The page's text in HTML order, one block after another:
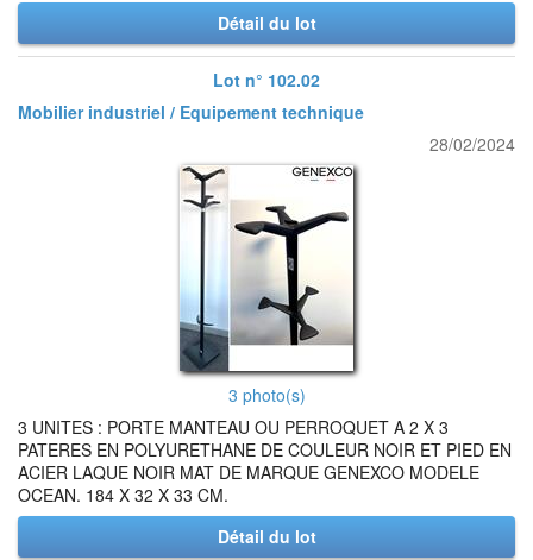
Détail du lot
Lot n° 102.02
Mobilier industriel / Equipement technique
28/02/2024
3 photo(s)
3 UNITES : PORTE MANTEAU OU PERROQUET A 2 X 3
PATERES EN POLYURETHANE DE COULEUR NOIR ET PIED EN
ACIER LAQUE NOIR MAT DE MARQUE GENEXCO MODELE
OCEAN. 184 X 32 X 33 CM.
Détail du lot